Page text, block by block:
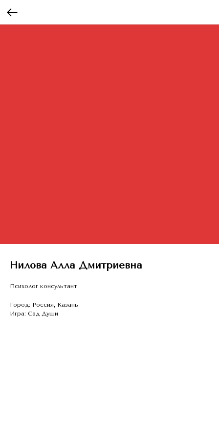
Нилова Алла Дмитриевна
Психолог консультант
Город: Россия, Казань
Игра: Сад Души